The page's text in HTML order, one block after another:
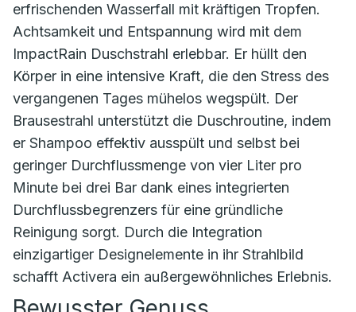
erfrischenden Wasserfall mit kräftigen Tropfen.
Achtsamkeit und Entspannung wird mit dem
ImpactRain Duschstrahl erlebbar. Er hüllt den
Körper in eine intensive Kraft, die den Stress des
vergangenen Tages mühelos wegspült. Der
Brausestrahl unterstützt die Duschroutine, indem
er Shampoo effektiv ausspült und selbst bei
geringer Durchflussmenge von vier Liter pro
Minute bei drei Bar dank eines integrierten
Durchflussbegrenzers für eine gründliche
Reinigung sorgt. Durch die Integration
einzigartiger Designelemente in ihr Strahlbild
schafft Activera ein außergewöhnliches Erlebnis.